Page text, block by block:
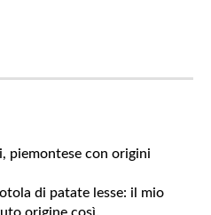
piemontese con origini
di patate lesse: il mio